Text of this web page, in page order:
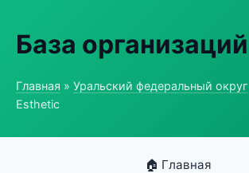
База организаций
Главная » Уральский федеральный округ
Esthetic
🏠 Главная